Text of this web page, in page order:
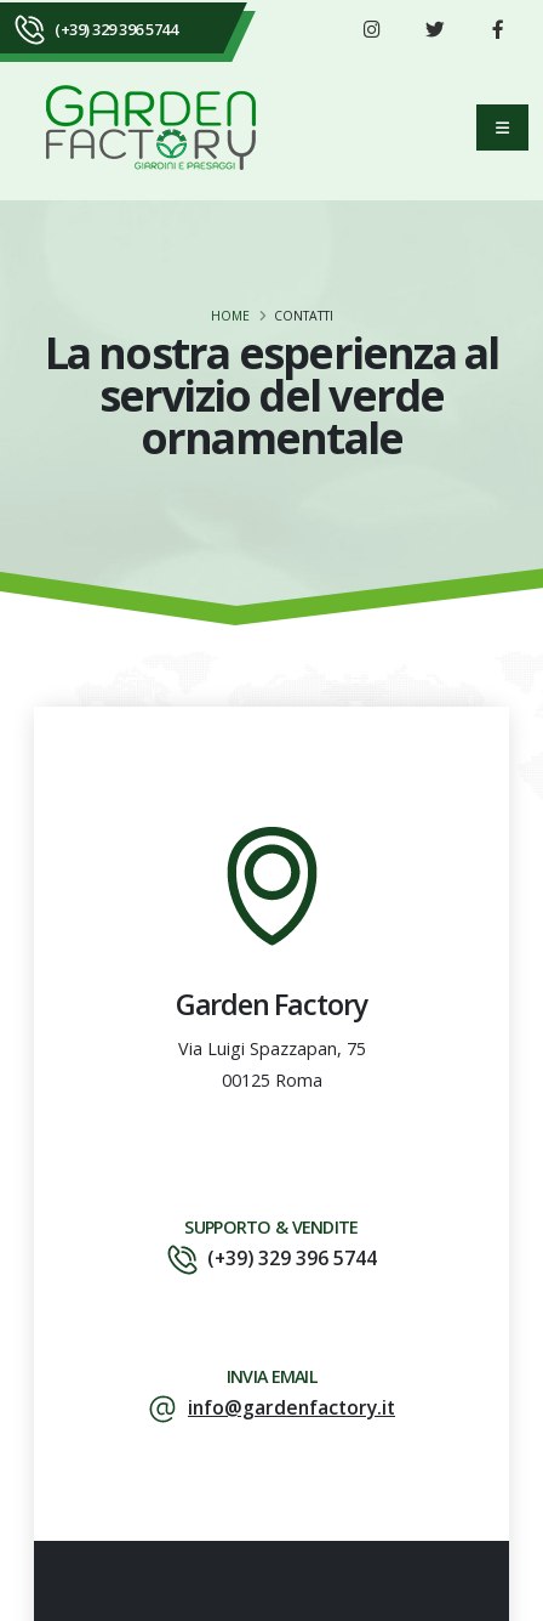
(+39) 329 396 5744
La nostra esperienza al
servizio del verde
ornamentale
HOME CONTATTI
Garden Factory
Via Luigi Spazzapan, 75
00125 Roma
SUPPORTO & VENDITE
(+39) 329 396 5744
INVIA EMAIL
info@gardenfactory.it